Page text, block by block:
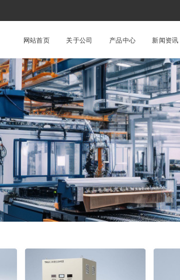
网站首页 关于公司 产品中心 新闻资讯